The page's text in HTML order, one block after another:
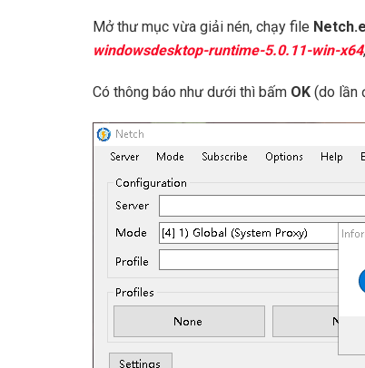
Mở thư mục vừa giải nén, chạy file
windowsdesktop-runtime-5.0.11-win-x64
Có thông báo như dưới thì bấm OK (do lần